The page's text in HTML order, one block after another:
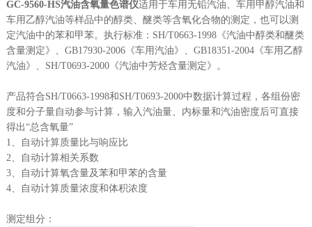
GC-9560-HS汽油含氧量色谱仪适用于车用无铅汽油、车用甲醇汽油和
车用乙醇汽油等样品中的醇类、醚类等含氧化合物的测定，也可以测
定汽油中的苯和甲苯。执行标准：SH/T0663-1998《汽油中醇类和醚类
含量测定》、GB17930-2006《车用汽油》、GB18351-2004《车用乙醇
汽油》、SH/T0693-2000《汽油中芳烃含量测定》。
产品符合SH/T0663-1998和SH/T0693-2000中数据计算过程，各组份密
度和分子量自动参与计算，输入汽油量、内标量和汽油密度后可直接
得出“总含氧量”
1、自动计算质量比与响应比
2、自动计算相关系数
3、自动计算氧含量及苯和甲苯的含量
4、自动计算质量浓度和体积浓度
测定组分：